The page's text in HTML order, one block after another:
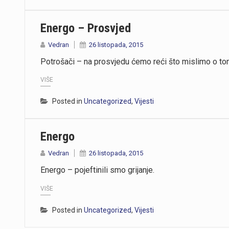
Energo – Prosvjed
Vedran 26 listopada, 2015
Potrošači – na prosvjedu ćemo reći što mislimo o
VIŠE
Posted in Uncategorized, Vijesti
Energo
Vedran 26 listopada, 2015
Energo – pojeftinili smo grijanje.
VIŠE
Posted in Uncategorized, Vijesti